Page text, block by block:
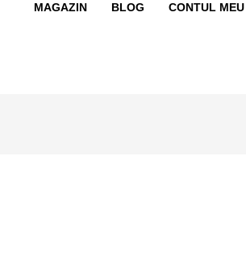
MAGAZIN BLOG CONTUL MEU